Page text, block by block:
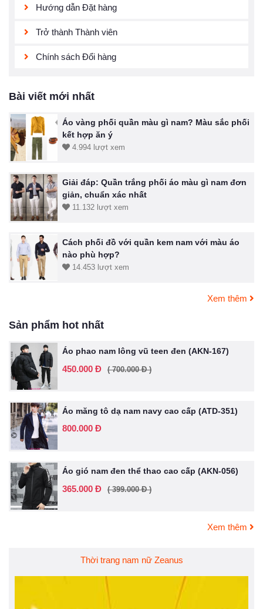
Hướng dẫn Đặt hàng
Trở thành Thành viên
Chính sách Đổi hàng
Bài viết mới nhất
Áo vàng phối quần màu gì nam? Màu sắc phối
kết hợp ăn ý
4.994 lượt xem
Giải đáp: Quần trắng phối áo màu gì nam đơn
giản, chuẩn xác nhất
11.132 lượt xem
Cách phối đồ với quần kem nam với màu áo
nào phù hợp?
14.453 lượt xem
Xem thêm
Sản phẩm hot nhất
Áo phao nam lông vũ teen đen (AKN-167)
450.000 Đ ( 700.000 Đ )
Áo măng tô dạ nam navy cao cấp (ATD-351)
800.000 Đ
Áo gió nam đen thể thao cao cấp (AKN-056)
365.000 Đ ( 399.000 Đ )
Xem thêm
Thời trang nam nữ Zeanus